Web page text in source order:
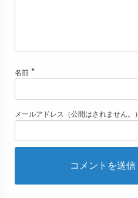
名前 *
メールアドレス（公開はされません。）